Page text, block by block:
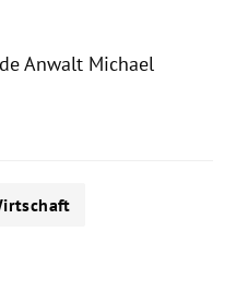
Anwalt Michael